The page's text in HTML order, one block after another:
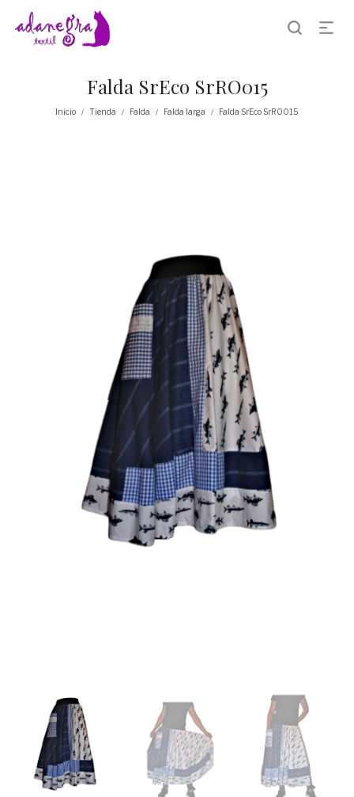
Falda SrEco SrRO015
Inicio / Tienda / Falda / Falda larga / Falda SrEco SrRO015